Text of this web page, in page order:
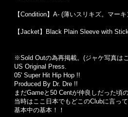
【Condition】A- (薄いスリキズ。マー
【Jacket】Black Plain Sleeve with
※Sold Outの為再掲載。 (ジャケ写真は
US Original Press.
05' Super Hit Hip Hop !!
Produced By Dr. Dre !!
まだGameと50 Centが仲良しだった頃
当時はここ日本でもどこのClubに言っ
基本中の基本！！